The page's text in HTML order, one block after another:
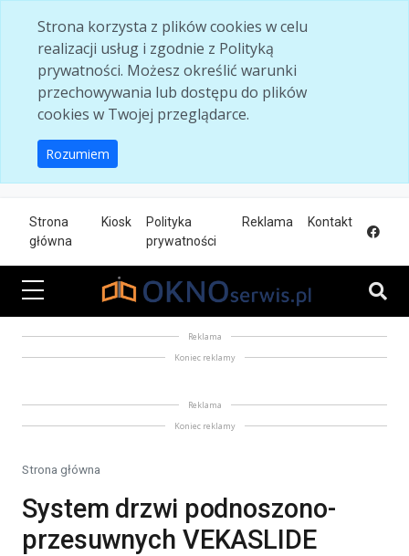
Strona korzysta z plików cookies w celu
realizacji usług i zgodnie z Polityką
prywatności. Możesz określić warunki
przechowywania lub dostępu do plików
cookies w Twojej przeglądarce.
Rozumiem
Strona
główna
Kiosk
Polityka
prywatności
Reklama Kontakt
Reklama
Koniec reklamy
Reklama
Koniec reklamy
Strona główna
System drzwi podnoszono-
przesuwnych VEKASLIDE